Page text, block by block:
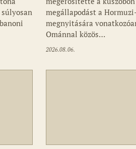
megállapodást a
megnyitására
Ománnal közös…
2026.08.06.